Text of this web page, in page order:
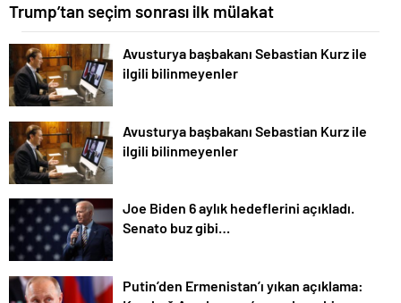
Trump’tan seçim sonrası ilk mülakat
Avusturya başbakanı Sebastian Kurz ile
ilgili bilinmeyenler
Avusturya başbakanı Sebastian Kurz ile
ilgili bilinmeyenler
Joe Biden 6 aylık hedeflerini açıkladı.
Senato buz gibi…
Putin’den Ermenistan’ı yıkan açıklama: